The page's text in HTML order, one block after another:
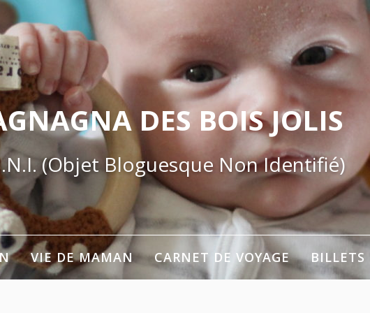
DES BOIS JOLIS
(Objet Bloguesque Non Identifié)
VIE DE MAMAN CARNET DE VOYAGE BILLETS